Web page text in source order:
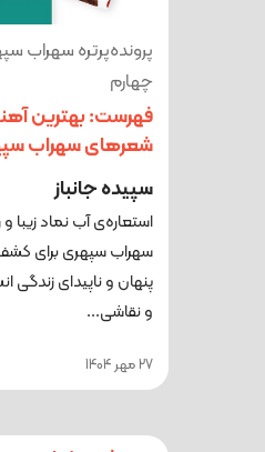
پرونده‌پرتره سهراب
چهارم
فهرست: بهترین
شعرهای سهراب
سپیده جانباز
استعاره‌ی آب نماد زیبا
سهراب سپهری برای
پنهان و ناپیدای زندگی
و نقاشی‌...
27 مهر 1404